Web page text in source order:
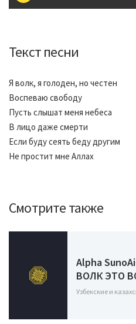
Текст песни
Я волк, я голоден, но честен
Воспеваю свободу
Пусть слышат меня небеса
В лицо даже смерти
Если буду сеять беду другим
Не простит мне Аллах
Смотрите также
Alpha
ВОЛК ЭТО
Узбекские и